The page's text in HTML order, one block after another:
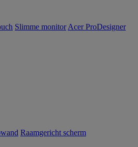
Slimme monitor Acer ProDesigner
Raamgericht scherm